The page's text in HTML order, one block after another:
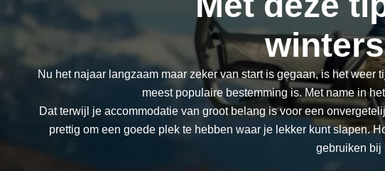
Nu het najaar langzaam maar zeker van start is gegaan, is het
meest populaire bestemming is. Met name in
Dat terwijl je accommodatie van groot belang is voor een
prettig om een goede plek te hebben waar je lekker kunt slapen.
gebruiken bij